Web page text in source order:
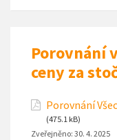
Porovnání
ceny za
Porovnání
(475.1 kB)
Zveřejněno: 30. 4. 2025